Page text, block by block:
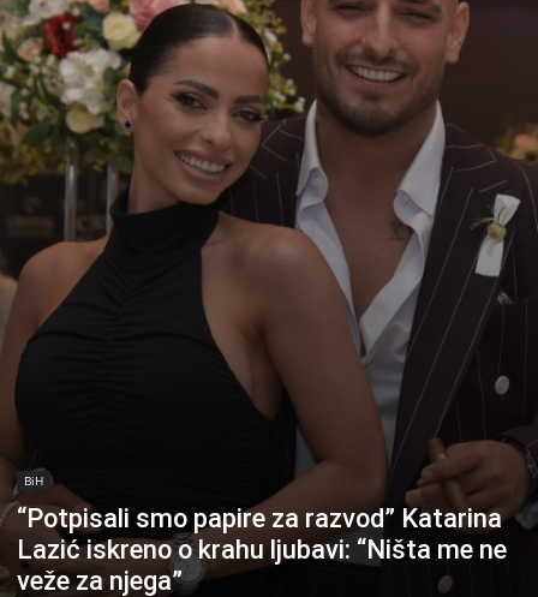
BiH
“Potpisali smo papire za razvod” Katarina
Lazić iskreno o krahu ljubavi: “Ništa me ne
veže za njega”